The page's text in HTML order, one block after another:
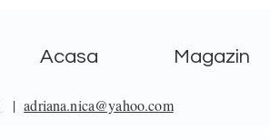
Acasa Magazin
|adriana.nica@yahoo.com